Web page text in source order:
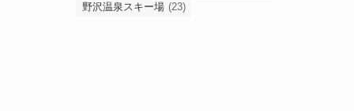
野沢温泉スキー場 (23)